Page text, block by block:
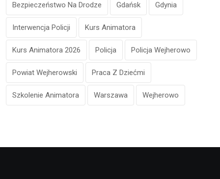
Bezpieczeństwo Na Drodze Gdańsk Gdynia
Interwencja Policji Kurs Animatora
Kurs Animatora 2026 Policja Policja Wejherowo
Powiat Wejherowski Praca Z Dziećmi
Szkolenie Animatora Warszawa Wejherowo